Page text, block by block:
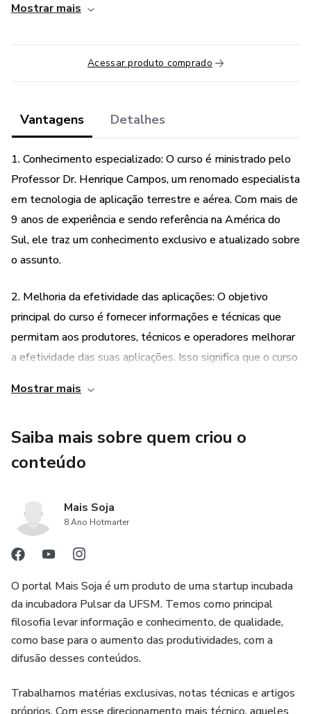
Mostrar mais
Acessar produto comprado
Vantagens Detalhes
1. Conhecimento especializado: O curso é ministrado pelo
Professor Dr. Henrique Campos, um renomado especialista
em tecnologia de aplicação terrestre e aérea. Com mais de
9 anos de experiência e sendo referência na América do
Sul, ele traz um conhecimento exclusivo e atualizado sobre
o assunto.
2. Melhoria da efetividade das aplicações: O objetivo
principal do curso é fornecer informações e técnicas que
permitam aos produtores, técnicos e operadores melhorar
a efetividade das suas aplicações. Isso significa que o curso
forma mais eficiente, garantindo uma maior eficácia no
3. Aplicação em diferentes culturas: O curso aborda a
significa que produtores de diferentes áreas, como
agricultura, horticultura e fruticultura, podem se beneficiar
do conhecimento adquirido no curso.
4. Informações exclusivas: O curso busca fornecer
informações exclusivas para os participantes. Isso significa
que o conteúdo abordado não está disponível em outros
cursos ou materiais de estudo. Os participantes terão
diferença na efetividade das suas aplicações.
Mostrar mais
Saiba mais sobre quem criou o
conteúdo
Mais Soja
8 Ano Hotmarter
O portal Mais Soja é um produto de uma startup incubada
da incubadora Pulsar da UFSM. Temos como principal
filosofia levar informação e conhecimento, de qualidade,
como base para o aumento das produtividades, com a
difusão desses conteúdos.
Trabalhamos matérias exclusivas, notas técnicas e artigos